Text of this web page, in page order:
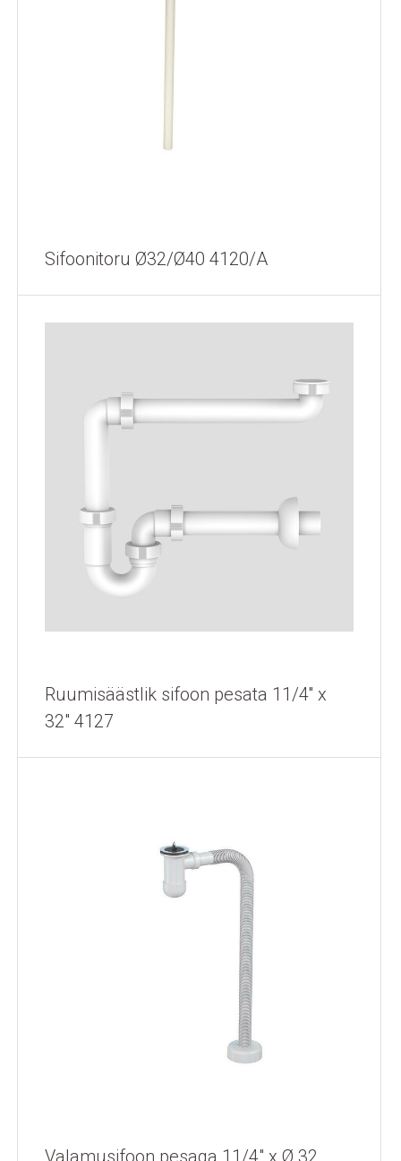
Sifoonitoru Ø32/Ø40 4120/A
Ruumisäästlik sifoon pesata 11/4'' x
32" 4127
Valamusifoon pesaga 11/4" x Ø 32